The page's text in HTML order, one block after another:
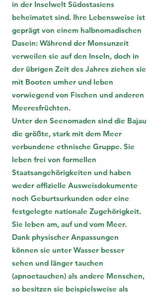
in der Inselwelt Südostasiens
beheimatet sind. Ihre Lebensweise ist
geprägt von einem halbnomadischen
Dasein: Während der Monsunzeit
verweilen sie auf den Inseln, doch in
der übrigen Zeit des Jahres ziehen sie
mit Booten umher und leben
vorwiegend von Fischen und anderen
Meeresfrüchten.
Unter den Seenomaden sind die Bajau
die größte, stark mit dem Meer
verbundene ethnische Gruppe. Sie
leben frei von formellen
Staatsangehörigkeiten und haben
weder offizielle Ausweisdokumente
noch Geburtsurkunden oder eine
festgelegte nationale Zugehörigkeit.
Sie leben am, auf und vom Meer.
Dank physischer Anpassungen
können sie unter Wasser besser
sehen und länger tauchen
(apnoetauchen) als andere Menschen,
so besitzen sie beispielsweise als